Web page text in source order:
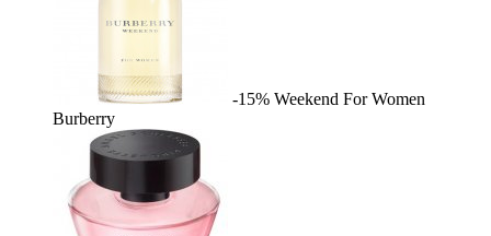
-15% Weekend For Women
Burberry